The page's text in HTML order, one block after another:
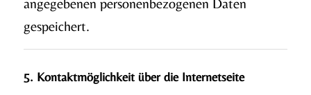
gespeichert.
5. Kontaktmöglichkeit über die Internetseite